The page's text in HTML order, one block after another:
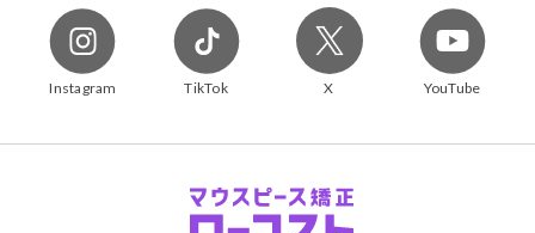
Instagram TikTok X YouTube